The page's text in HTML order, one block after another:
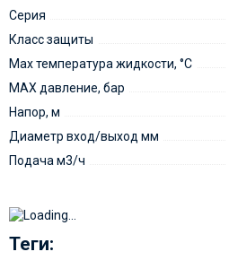
Серия
Класс защиты
Мах температура жидкости, °С
MAX давление, бар
Напор, м
Диаметр вход/выход мм
Подача м3/ч
Теги: